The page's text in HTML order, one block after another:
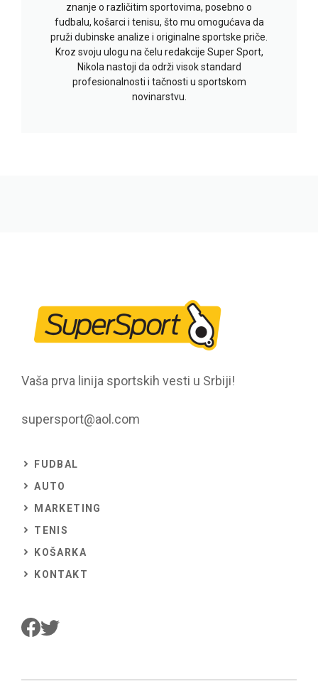
znanje o različitim sportovima, posebno o
fudbalu, košarci i tenisu, što mu omogućava da
pruži dubinske analize i originalne sportske priče.
Kroz svoju ulogu na čelu redakcije Super Sport,
Nikola nastoji da održi visok standard
profesionalnosti i tačnosti u sportskom
novinarstvu.
Vaša prva linija sportskih vesti u Srbiji!
supersport@aol.com
FUDBAL
AUTO
MARKETING
TENIS
KOŠARKA
KONTAKT